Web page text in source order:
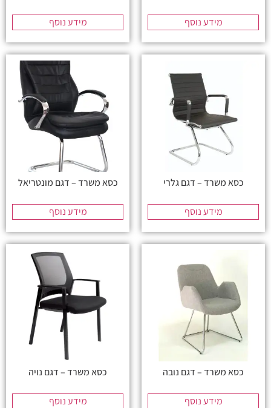
מידע נוסף מידע נוסף
כסא משרד – דגם גלרי
מידע נוסף
כסא משרד – דגם מונטריאל
מידע נוסף
כסא משרד – דגם נובה
מידע נוסף
כסא משרד – דגם נויה
מידע נוסף